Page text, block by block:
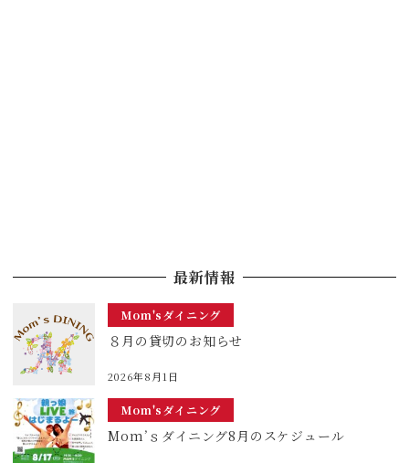
最新情報
Mom'sダイニング
８月の貸切のお知らせ
2026年8月1日
Mom'sダイニング
Mom’ｓダイニング8月のスケジュール